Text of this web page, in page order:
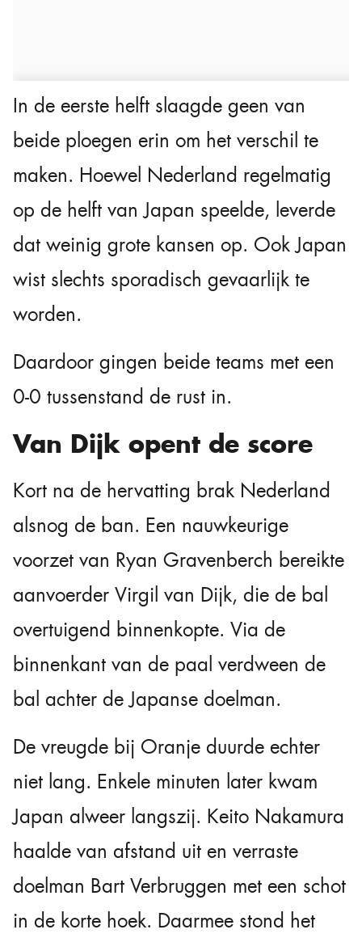
In de eerste helft slaagde geen van
beide ploegen erin om het verschil te
maken. Hoewel Nederland regelmatig
op de helft van Japan speelde, leverde
dat weinig grote kansen op. Ook Japan
wist slechts sporadisch gevaarlijk te
worden.
Daardoor gingen beide teams met een
0-0 tussenstand de rust in.
Van Dijk opent de score
Kort na de hervatting brak Nederland
alsnog de ban. Een nauwkeurige
voorzet van Ryan Gravenberch bereikte
aanvoerder Virgil van Dijk, die de bal
overtuigend binnenkopte. Via de
binnenkant van de paal verdween de
bal achter de Japanse doelman.
De vreugde bij Oranje duurde echter
niet lang. Enkele minuten later kwam
Japan alweer langszij. Keito Nakamura
haalde van afstand uit en verraste
doelman Bart Verbruggen met een schot
in de korte hoek. Daarmee stond het